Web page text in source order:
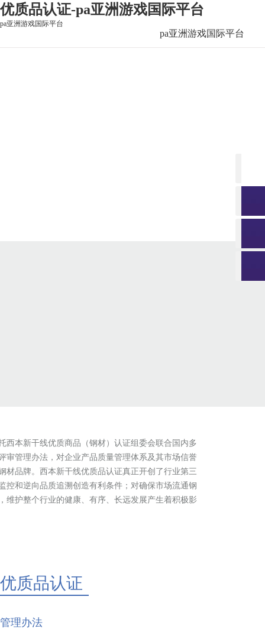
优质品认证-pa亚洲游戏国际平台
pa亚洲游戏国际平台
pa亚洲游戏国际平台
西本新干线优质商品（钢材）认证组委会联合国内多
审管理办法，对企业产品质量管理体系及其市场信誉
材品牌。西本新干线优质品认证真正开创了行业第三
控和逆向品质追溯创造有利条件；对确保市场流通钢
维护整个行业的健康、有序、长远发展产生着积极影
优质品认证
管理办法